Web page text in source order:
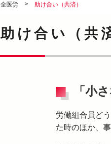
全医労 > 助け合い（共済）
助け合い（共
「小
労働組合員ど
た時のほか、